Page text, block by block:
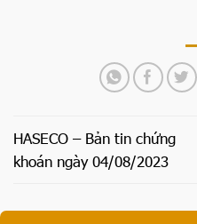
HASECO – Bản tin chứng
khoán ngày 04/08/2023